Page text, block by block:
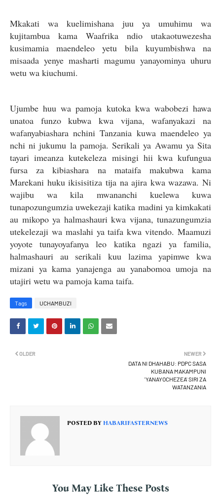
Mkakati wa kuelimishana juu ya umuhimu wa
kujitambua kama Waafrika ndio utakaotuwezesha
kusimamia maendeleo yetu bila kuyumbishwa na
misaada yenye masharti magumu yanayominya uhuru
wetu wa kiuchumi.
Ujumbe huu wa pamoja kutoka kwa wabobezi hawa
unatoa funzo kubwa kwa vijana, wafanyakazi na
wafanyabiashara nchini Tanzania kuwa maendeleo ya
nchi ni jukumu la pamoja. Serikali ya Awamu ya Sita
tayari imeanza kutekeleza misingi hii kwa kufungua
fursa za kibiashara na mataifa makubwa kama
Marekani huku ikisisitiza tija na ajira kwa wazawa. Ni
wajibu wa kila mwananchi kuelewa kuwa
tunapozungumzia uwekezaji katika madini ya kimkakati
au mikopo ya halmashauri kwa vijana, tunazungumzia
utekelezaji wa maslahi ya taifa kwa vitendo. Maamuzi
yoyote tunayoyafanya leo katika ngazi ya familia,
halmashauri au serikali kuu lazima yapimwe kwa
mizani ya kama yanajenga au yanabomoa umoja na
utajiri wetu wa pamoja kama taifa.
Tags UCHAMBUZI
NEWER
DATA NI DHAHABU: PDPC SASA
KUBANA MAKAMPUNI
'YANAYOCHEZEA' SIRI ZA
WATANZANIA
OLDER
POSTED BY HABARIFASTERNEWS
You May Like These Posts